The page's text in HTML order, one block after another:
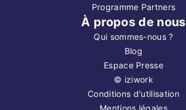
Programme Partners
À propos de nous
Qui sommes-nous ?
Blog
Espace Presse
© iziwork
Conditions d'utilisation
Mentions légales